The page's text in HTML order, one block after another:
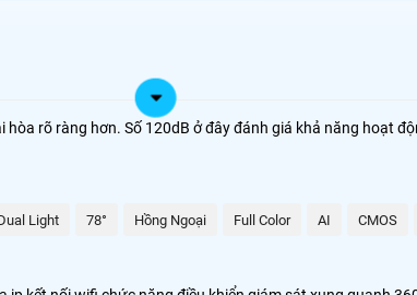
thống giám sát ngoại trời như công trình vườn cây trang
và quan sát mọi góc cạnh chỉ bằng một ứng dụng trên
rõ ràng hơn. Số 120dB ở đây đánh giá khả năng hoạt
Light 78° Hồng Ngoại Full Color AI CMOS